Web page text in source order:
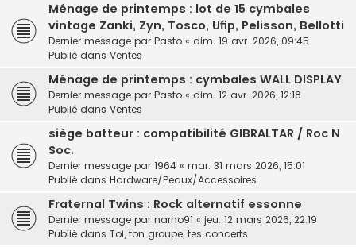
Ménage de printemps : lot de 15 cymbales
vintage Zanki, Zyn, Tosco, Ufip, Pelisson, Bellotti
Dernier message par Pasto « dim. 19 avr. 2026, 09:45
Publié dans Ventes
Ménage de printemps : cymbales WALL DISPLAY
Dernier message par Pasto « dim. 12 avr. 2026, 12:18
Publié dans Ventes
siège batteur : compatibilité GIBRALTAR / Roc N
Soc.
Dernier message par 1964 « mar. 31 mars 2026, 15:01
Publié dans Hardware/Peaux/Accessoires
Fraternal Twins : Rock alternatif essonne
Dernier message par narno91 « jeu. 12 mars 2026, 22:19
Publié dans Toi, ton groupe, tes concerts